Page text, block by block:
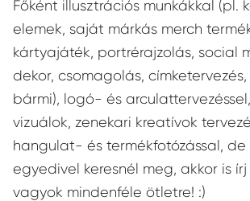
Főként illusztrációs munkákkal (pl.
elemek, saját márkás merch
kártyajáték, portrérajzolás, social
dekor, csomagolás,
bármi), logó- és
vizuálok, zenekari kreatívok
hangulat- és termékfotózással, de
egyedivel keresnél meg, akkor is
vagyok mindenféle ötletre! :)